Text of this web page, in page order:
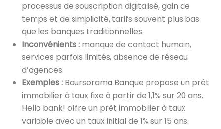
processus de souscription digitalisé, gain de
temps et de simplicité, tarifs souvent plus bas
que les banques traditionnelles.
Inconvénients : manque de contact humain,
services parfois limités, absence de réseau
d’agences.
Exemples : Boursorama Banque propose un prêt
immobilier à taux fixe à partir de 1,1% sur 20 ans.
Hello bank! offre un prêt immobilier à taux
variable avec un taux initial de 1% sur 15 ans.